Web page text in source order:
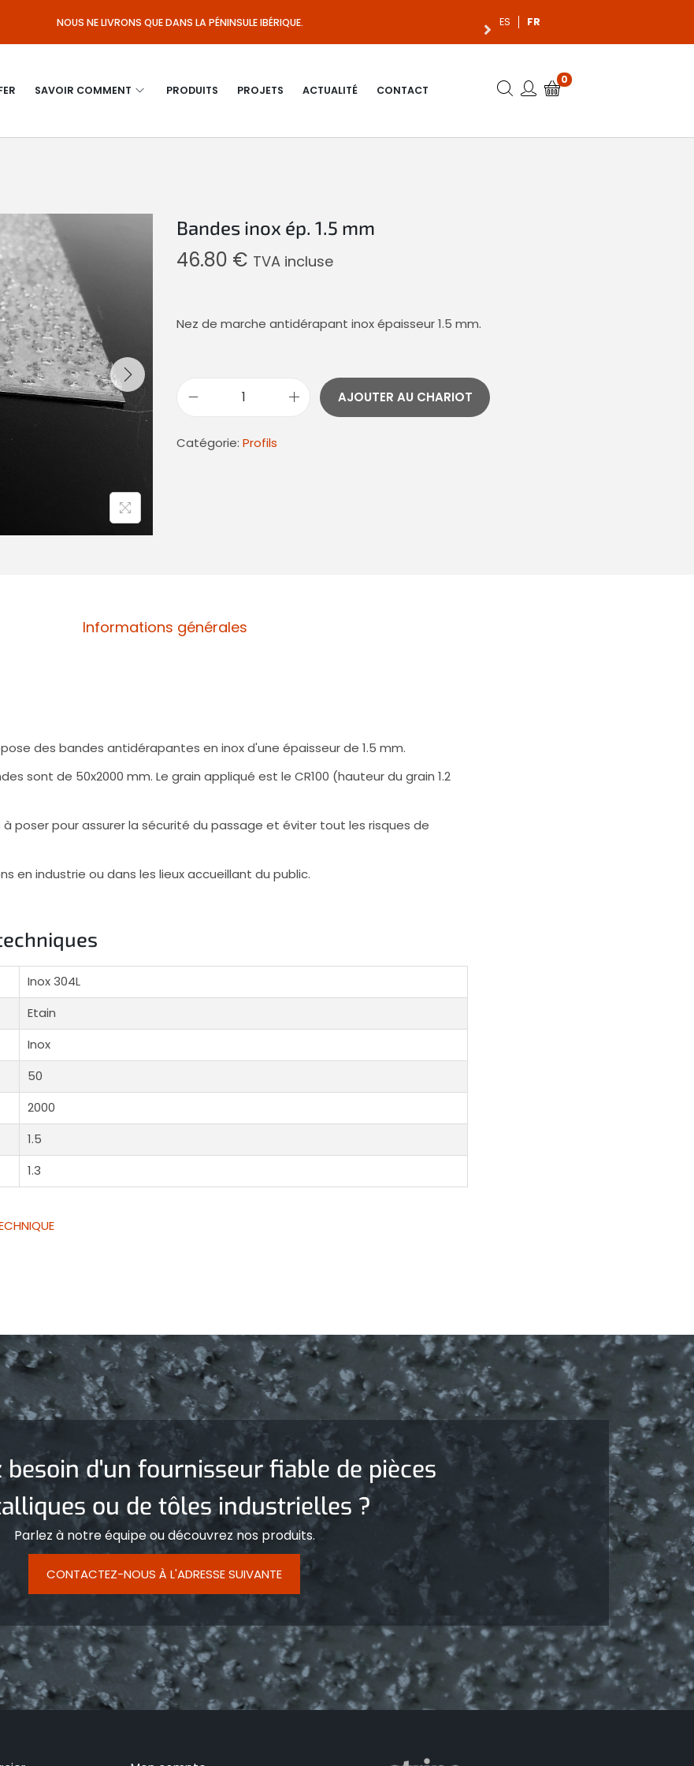
NOUS NE LIVRONS QUE DANS LA PÉNINSULE IBÉRIQUE. ES FR
SAVOIR COMMENT PRODUITS PROJETS ACTUALITÉ CONTACT
0
Bandes inox ép. 1.5 mm
46.80 € TVA incluse
Nez de marche antidérapant inox épaisseur 1.5 mm.
AJOUTER AU CHARIOT
Catégorie: Profils
Informations générales
des bandes antidérapantes en inox d'une épaisseur de 1.5 mm.
sont de 50x2000 mm. Le grain appliqué est le CR100 (hauteur du grain 1.2
poser pour assurer la sécurité du passage et éviter tout les risques de
en industrie ou dans les lieux accueillant du public.
Inox 304L
Etain
Inox
50
2000
1.5
1.3
besoin d'un fournisseur fiable de pièces
ou de tôles industrielles ?
Parlez à notre équipe ou découvrez nos produits.
CONTACTEZ-NOUS À L'ADRESSE SUIVANTE